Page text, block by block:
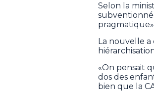
Selon la
La nouvelle
«On pensait
dos des
bien que la